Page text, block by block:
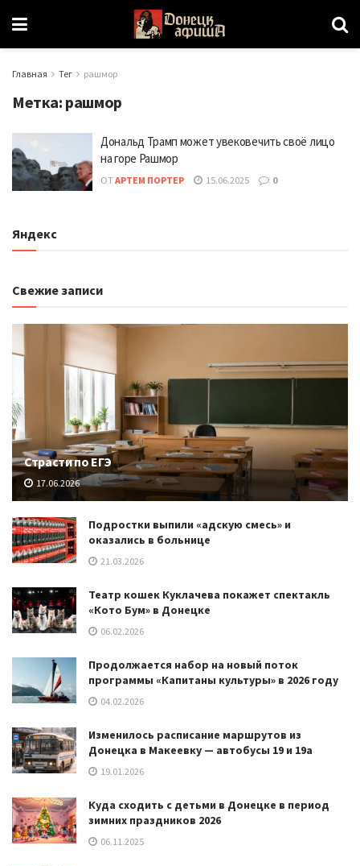
Главная Тег рашмор
Метка: рашмор
Дональд Трамп может увековечить своё лицо
на горе Рашмор
ОТ АРТЕМ ПОРТЕР 15.06.2025 0
Яндекс
Свежие записи
Страсти по ЕГЭ
17.06.2026
Подростки выпили «адскую смесь» и
оказались в больнице
21.03.2026
Театр кошек Куклачева покажет спектакль
«Кото Бум» в Донецке
06.02.2026
Продолжается набор на новый поток
программы «Капитаны культуры» в 2026 году
04.02.2026
Изменилось расписание маршрутов из
Донецка в Макеевку — автобусы 19 и 19а
19.01.2026
Куда сходить с детьми в Донецке в период
зимних праздников 2026
06.11.2025